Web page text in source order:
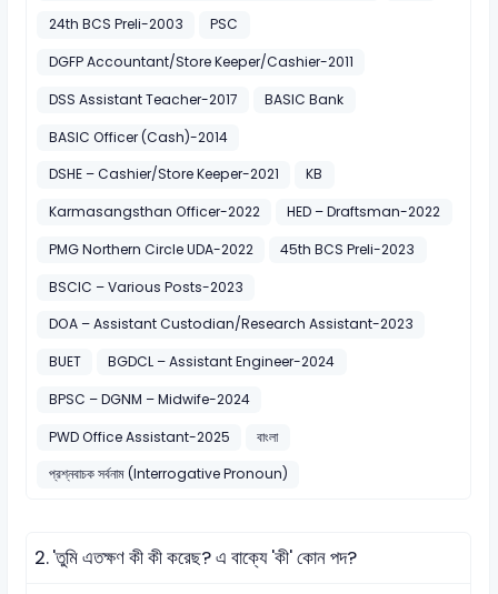
24th BCS Preli-2003
PSC
DGFP Accountant/Store Keeper/Cashier-2011
DSS Assistant Teacher-2017
BASIC Bank
BASIC Officer (Cash)-2014
DSHE – Cashier/Store Keeper-2021
KB
Karmasangsthan Officer-2022
HED – Draftsman-2022
PMG Northern Circle UDA-2022
45th BCS Preli-2023
BSCIC – Various Posts-2023
DOA – Assistant Custodian/Research Assistant-2023
BUET
BGDCL – Assistant Engineer-2024
BPSC – DGNM – Midwife-2024
PWD Office Assistant-2025
বাংলা
প্রশ্নবাচক সর্বনাম (Interrogative Pronoun)
2.'তুমি এতক্ষণ কী কী করেছ? এ বাক্যে 'কী' কোন পদ?